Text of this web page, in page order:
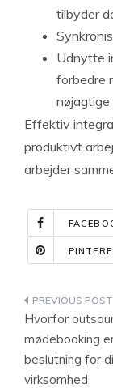
tilbyder
Udnytte
forbedre
nøjagtige
Effektiv
produktivt
arbejder
Hvorfor
mødebooking
beslutning for
virksomhed